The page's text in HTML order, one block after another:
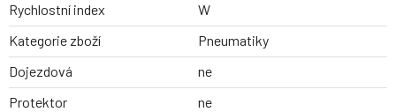
Rychlostní index
W
Kategorie zboží
Pneumatiky
Dojezdová
ne
Protektor
ne